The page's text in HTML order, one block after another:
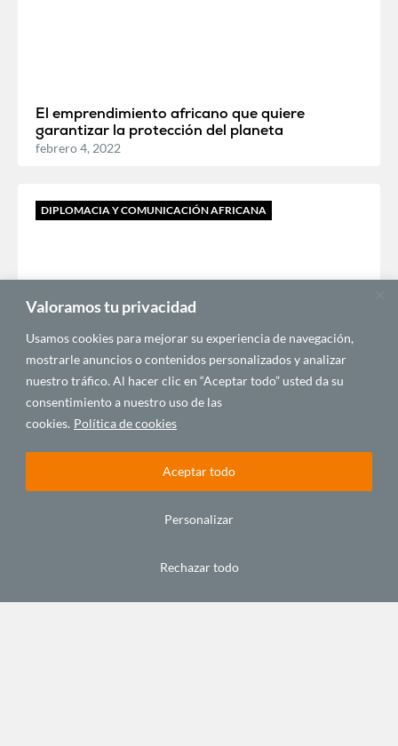
Valoramos tu privacidad
Usamos cookies para mejorar su experiencia de navegación,
mostrarle anuncios o contenidos personalizados y analizar
nuestro tráfico. Al hacer clic en “Aceptar todo” usted da su
consentimiento a nuestro uso de las
cookies. Política de cookies
Personalizar
Rechazar todo
Aceptar todo
El emprendimiento africano que quiere
garantizar la protección del planeta
febrero 4, 2022
DIPLOMACIA Y COMUNICACIÓN AFRICANA
España no es Burkina
septiembre 21, 2016